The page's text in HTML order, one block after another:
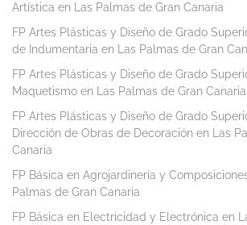
Artística en Las Palmas de Gran Canaria
FP Artes Plásticas y Diseño de Grado
de Indumentaria en Las Palmas de Gran
FP Artes Plásticas y Diseño de Grado
Maquetismo en Las Palmas de Gran Canaria
FP Artes Plásticas y Diseño de Grado
Dirección de Obras de Decoración en Las
Canaria
FP Básica en Agrojardinería y
Palmas de Gran Canaria
FP Básica en Electricidad y Electrónica en